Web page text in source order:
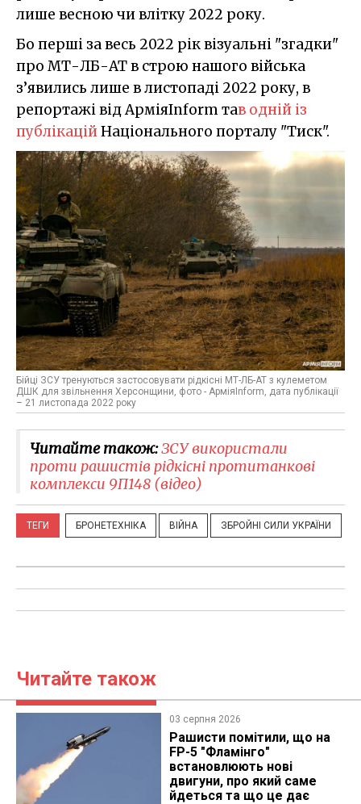
лише весною чи влітку 2022 року.
Бо перші за весь 2022 рік візуальні "згадки"
про МТ-ЛБ-АТ в строю нашого війська
з’явились лише в листопаді 2022 року, в
репортажі від АрміяInform тав одній із
публікаційНаціонального порталу "Тиск".
Бійці ЗСУ тренуються застосовувати рідкісні МТ-ЛБ-АТ з кулеметом
ДШК для звільнення Херсонщини, фото - АрміяInform, дата публікації
– 21 листопада 2022 року
Читайте також:ЗСУ використали
проти рашистів рідкісні протитанкові
комплекси 9П148 (відео)
ТЕГИ БРОНЕТЕХНІКА ВІЙНА ЗБРОЙНІ СИЛИ УКРАЇНИ
Читайте також
03 серпня 2026
Рашисти помітили, що на
FP-5 "Фламінго"
встановлюють нові
двигуни, про який саме
йдеться та що це дає